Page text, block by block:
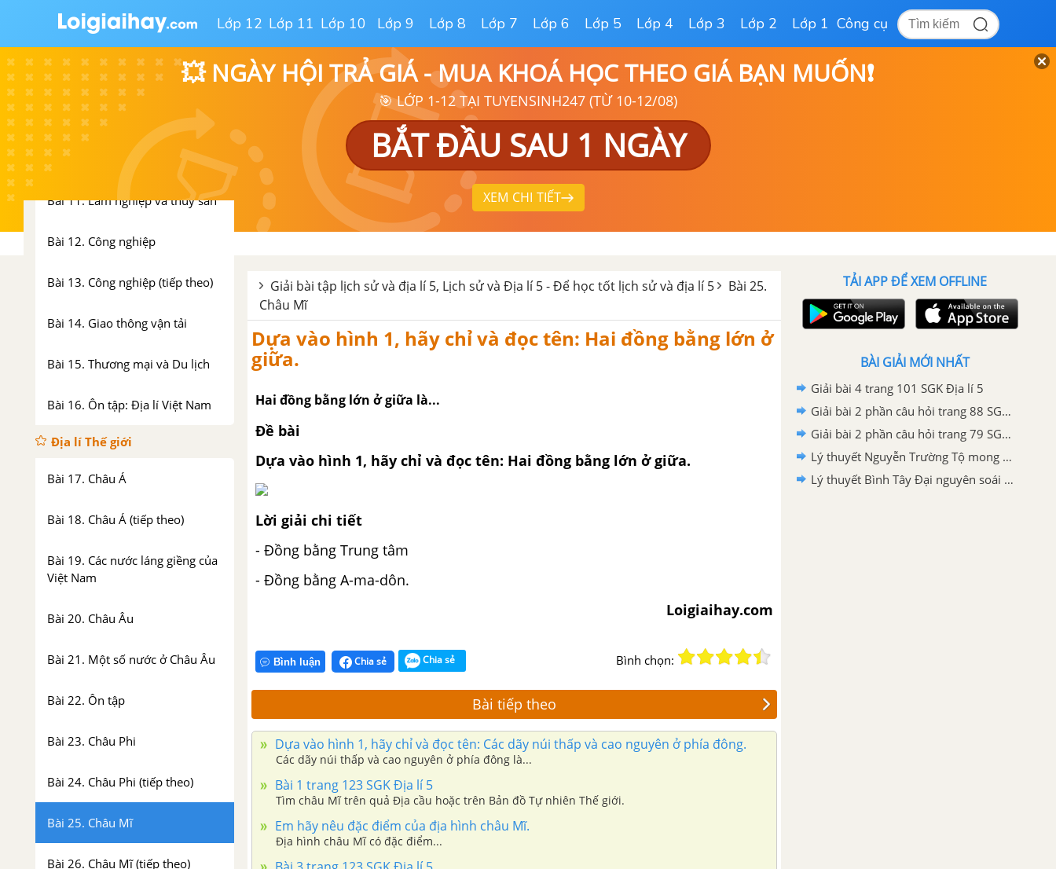
Lớp 12 Lớp 11 Lớp 10 Lớp 9 Lớp 8 Lớp 7 Lớp 6 Lớp 5 Lớp 4 Lớp 3 Lớp 2 Lớp 1 Công cụ
💥 NGÀY HỘI TRẢ GIÁ - MUA KHOÁ HỌC THEO GIÁ BẠN MUỐN❗
🎯 LỚP 1-12 TẠI TUYENSINH247 (TỪ 10-12/08)
BẮT ĐẦU SAU 1 NGÀY
XEM CHI TIẾT
Bài 6. Đất và rừng
Bài 8. Dân số nước ta
Bài 9. Các dân tộc, sự phân bố
dân cư
Bài 10. Nông nghiệp
Bài 11. Lâm nghiệp và thủy sản
Bài 12. Công nghiệp
Bài 13. Công nghiệp (tiếp theo)
Bài 14. Giao thông vận tải
Bài 15. Thương mại và Du lịch
Bài 16. Ôn tập: Địa lí Việt Nam
Địa lí Thế giới
Bài 17. Châu Á
Bài 18. Châu Á (tiếp theo)
Bài 19. Các nước láng giềng của
Việt Nam
Bài 20. Châu Âu
Bài 21. Một số nước ở Châu Âu
Bài 22. Ôn tập
Bài 23. Châu Phi
Bài 24. Châu Phi (tiếp theo)
Bài 25. Châu Mĩ
Bài 26. Châu Mĩ (tiếp theo)
Giải bài tập lịch sử và địa lí 5, Lịch sử và Địa lí 5 - Để học tốt lịch sử và địa lí 5
Bài 25.
Châu Mĩ
Dựa vào hình 1, hãy chỉ và đọc tên: Hai đồng bằng lớn ở
giữa.
Hai đồng bằng lớn ở giữa là...
Đề bài
Dựa vào hình 1, hãy chỉ và đọc tên: Hai đồng bằng lớn ở giữa.
Lời giải chi tiết
- Đồng bằng Trung tâm
- Đồng bằng A-ma-dôn.
Loigiaihay.com
Bình luận Chia sẻ Chia sẻ Bình chọn:
Bài tiếp theo
Dựa vào hình 1, hãy chỉ và đọc tên: Các dãy núi thấp và cao nguyên ở phía đông.
Các dãy núi thấp và cao nguyên ở phía đông là...
Bài 1 trang 123 SGK Địa lí 5
Tìm châu Mĩ trên quả Địa cầu hoặc trên Bản đồ Tự nhiên Thế giới.
Em hãy nêu đặc điểm của địa hình châu Mĩ.
Địa hình châu Mĩ có đặc điểm...
TẢI APP ĐỂ XEM OFFLINE
BÀI GIẢI MỚI NHẤT
Giải bài 4 trang 101 SGK Địa lí 5
Giải bài 2 phần câu hỏi trang 88 SGK Địa lí 5
Giải bài 2 phần câu hỏi trang 79 SGK Địa lí 5
Lý thuyết Nguyễn Trường Tộ mong muốn canh tân đất nước Lịch sử 5
Lý thuyết Bình Tây Đại nguyên soái Trương Định Lịch sử 5